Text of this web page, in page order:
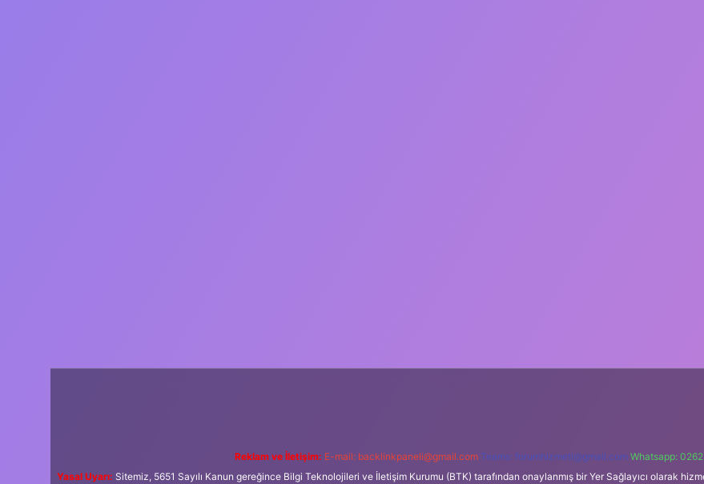
Reklam ve İletişim: E-mail: backlinkpaneli@gmail.com Teams: forumhizmeti@gmail.com Whatsapp:
Yasal Uyarı: Sitemiz, 5651 Sayılı Kanun gereğince Bilgi Teknolojileri ve İletişim Kurumu (BTK) tarafından onaylanmış bir Yer Sağlayıcı olarak